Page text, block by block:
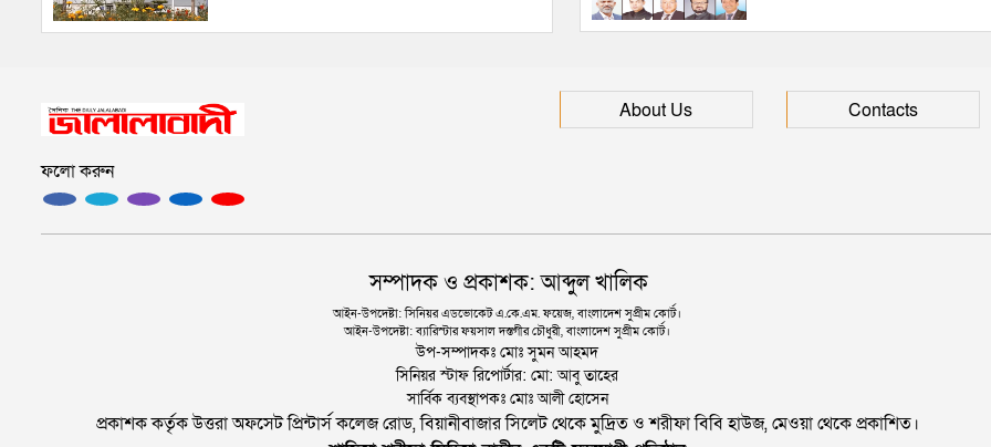
ফলো করুন
About Us Contacts
সম্পাদক ও প্রকাশক: আব্দুল খালিক
আইন-উপদেষ্টা: সিনিয়র এডভোকেট এ.কে.এম. ফয়েজ, বাংলাদেশ সুপ্রীম কোর্ট।
আইন-উপদেষ্টা: ব্যারিস্টার ফয়সাল দস্তগীর চৌধুরী, বাংলাদেশ সুপ্রীম কোর্ট।
উপ-সম্পাদকঃ মোঃ সুমন আহমদ
সিনিয়র স্টাফ রিপোর্টার: মো: আবু তাহের
সার্বিক ব্যবস্থাপকঃ মোঃ আলী হোসেন
প্রকাশক কর্তৃক উত্তরা অফসেট প্রিন্টার্স কলেজ রোড, বিয়ানীবাজার সিলেট থেকে মুদ্রিত ও শরীফা বিবি হাউজ, মেওয়া থেকে প্রকাশিত।